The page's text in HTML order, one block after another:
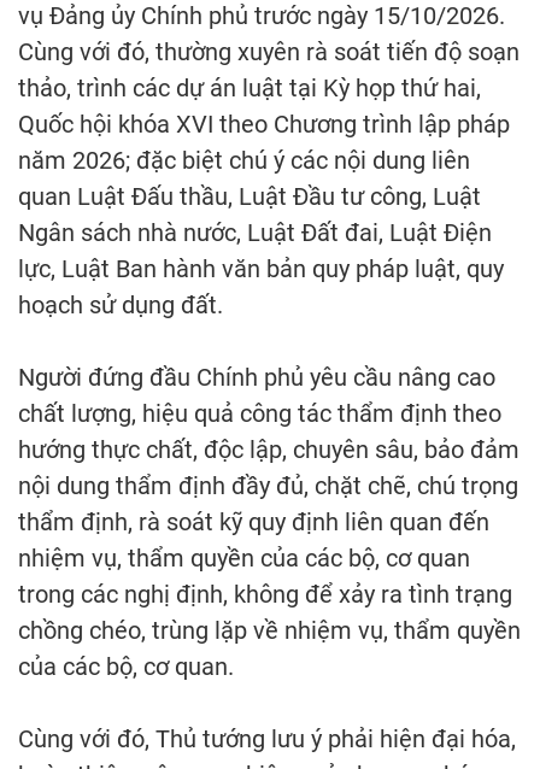
vụ Đảng ủy Chính phủ trước ngày 15/10/2026.
Cùng với đó, thường xuyên rà soát tiến độ soạn
thảo, trình các dự án luật tại Kỳ họp thứ hai,
Quốc hội khóa XVI theo Chương trình lập pháp
năm 2026; đặc biệt chú ý các nội dung liên
quan Luật Đấu thầu, Luật Đầu tư công, Luật
Ngân sách nhà nước, Luật Đất đai, Luật Điện
lực, Luật Ban hành văn bản quy pháp luật, quy
hoạch sử dụng đất.
Người đứng đầu Chính phủ yêu cầu nâng cao
chất lượng, hiệu quả công tác thẩm định theo
hướng thực chất, độc lập, chuyên sâu, bảo đảm
nội dung thẩm định đầy đủ, chặt chẽ, chú trọng
thẩm định, rà soát kỹ quy định liên quan đến
nhiệm vụ, thẩm quyền của các bộ, cơ quan
trong các nghị định, không để xảy ra tình trạng
chồng chéo, trùng lặp về nhiệm vụ, thẩm quyền
của các bộ, cơ quan.
Cùng với đó, Thủ tướng lưu ý phải hiện đại hóa,